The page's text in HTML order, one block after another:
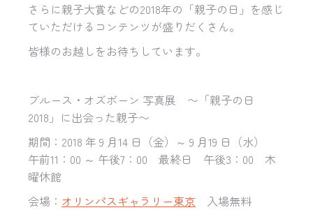
さらに親子大賞などの2018年の「親子の日」を感じ
ていただけるコンテンツが盛りだくさん。
皆様のお越しをお待ちしています。
ブルース・オズボーン 写真展 〜「親子の日
2018」に出会った親子〜
期間：2018 年 9 月14 日（金）～ 9 月19 日（水）
午前11：00 ～ 午後7：00 最終日 午後3：00 木
曜休館
会場： オリンパスギャラリー東京 入場無料